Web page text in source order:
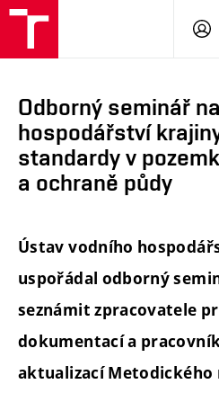
Brno
Odborný seminář
hospodářství
standardy v
a ochraně půdy
Ústav vodního
uspořádal odborný
seznámit zpracovatele
dokumentací a
aktualizací Metodického